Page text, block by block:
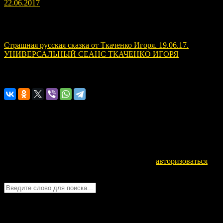
22.06.2017
Страшная русская сказка от Ткаченко Игоря. 19.06.17.
УНИВЕРСАЛЬНЫЙ СЕАНС ТКАЧЕНКО ИГОРЯ
авторизоваться